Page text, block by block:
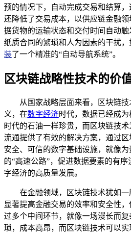
预的情况下，自动完成交易和结算，
还降低了交易成本，以供应链金融
据货物的运输状态和交付时间自动
纸质合同的繁琐和人为因素的干扰
装了一个精准的“自动导航系统”。
区块链战略性技术的价
从国家战略层面来看，区块链
义，在数字经济时代，数据已经成
时代的石油一样珍贵，而区块链技
流通提供了有效的解决方案，通过
安全、可信的数字基础设施，就像
的“高速公路”，促进数据要素的有
字经济的高质量发展。
在金融领域，区块链技术犹如
显著提高金融交易的效率和安全性
过多个中间环节，就像一场漫长而
琐，成本高昂，而区块链技术可以